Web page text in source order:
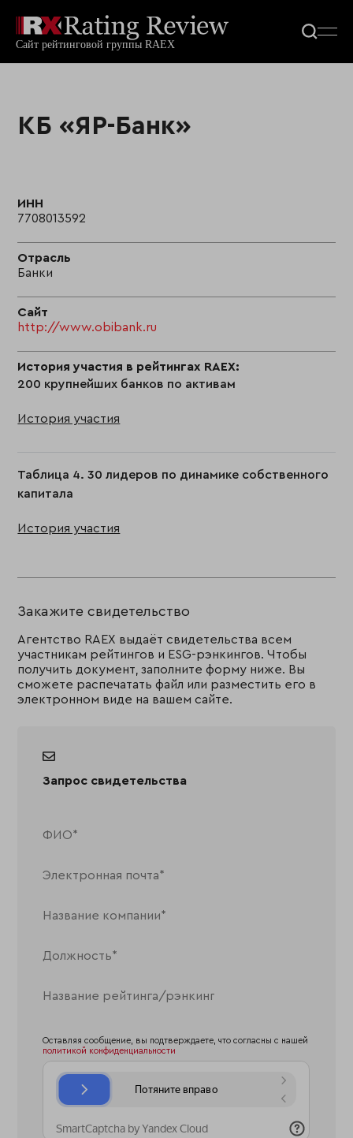
КБ «ЯР-Банк»
ИНН
7708013592
Отрасль
Банки
Сайт
http://www.obibank.ru
История участия в рейтингах RAEX:
200 крупнейших банков по активам
История участия
Таблица 4. 30 лидеров по динамике собственного
капитала
История участия
Закажите свидетельство
Агентство RAEX выдаёт свидетельства всем
участникам рейтингов и ESG-рэнкингов. Чтобы
получить документ, заполните форму ниже. Вы
сможете распечатать файл или разместить его в
электронном виде на вашем сайте.
Запрос свидетельства
Оставляя сообщение, вы подтверждаете, что согласны с нашей
политикой конфиденциальности